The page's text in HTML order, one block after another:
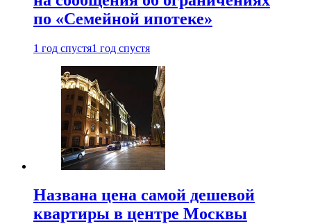
по «Семейной ипотеке»
1 год спустя1 год спустя
Названа цена самой дешевой
квартиры в центре Москвы